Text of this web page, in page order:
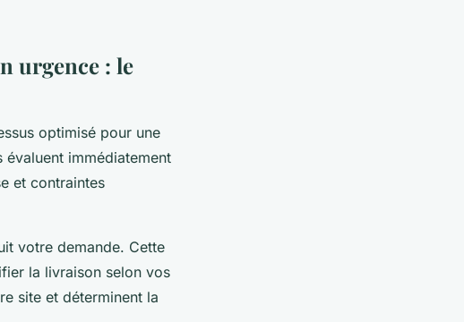
urgence : le
optimisé pour une
immédiatement
et contraintes
votre demande. Cette
la livraison selon vos
site et déterminent la